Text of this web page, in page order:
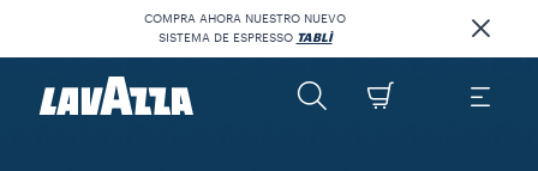
COMPRA AHORA NUESTRO NUEVO
SISTEMA DE ESPRESSO TABLÌ